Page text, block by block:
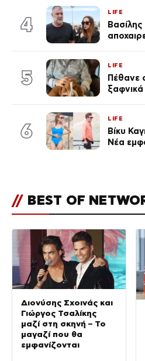
4
LIFE
Βασίλης
5
LIFE
Πέθανε
6
LIFE
Βίκυ
Νέα
// BEST OF
Διονύσης Σχοινάς και
Γιώργος Τσαλίκης
μαζί στη σκηνή – Το
μαγαζί που θα
εμφανίζονται